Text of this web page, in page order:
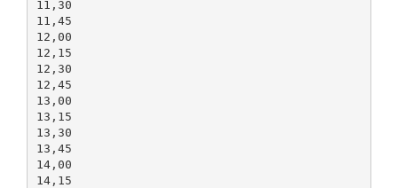
11,30
11,45
12,00
12,15
12,30
12,45
13,00
13,15
13,30
13,45
14,00
14,15